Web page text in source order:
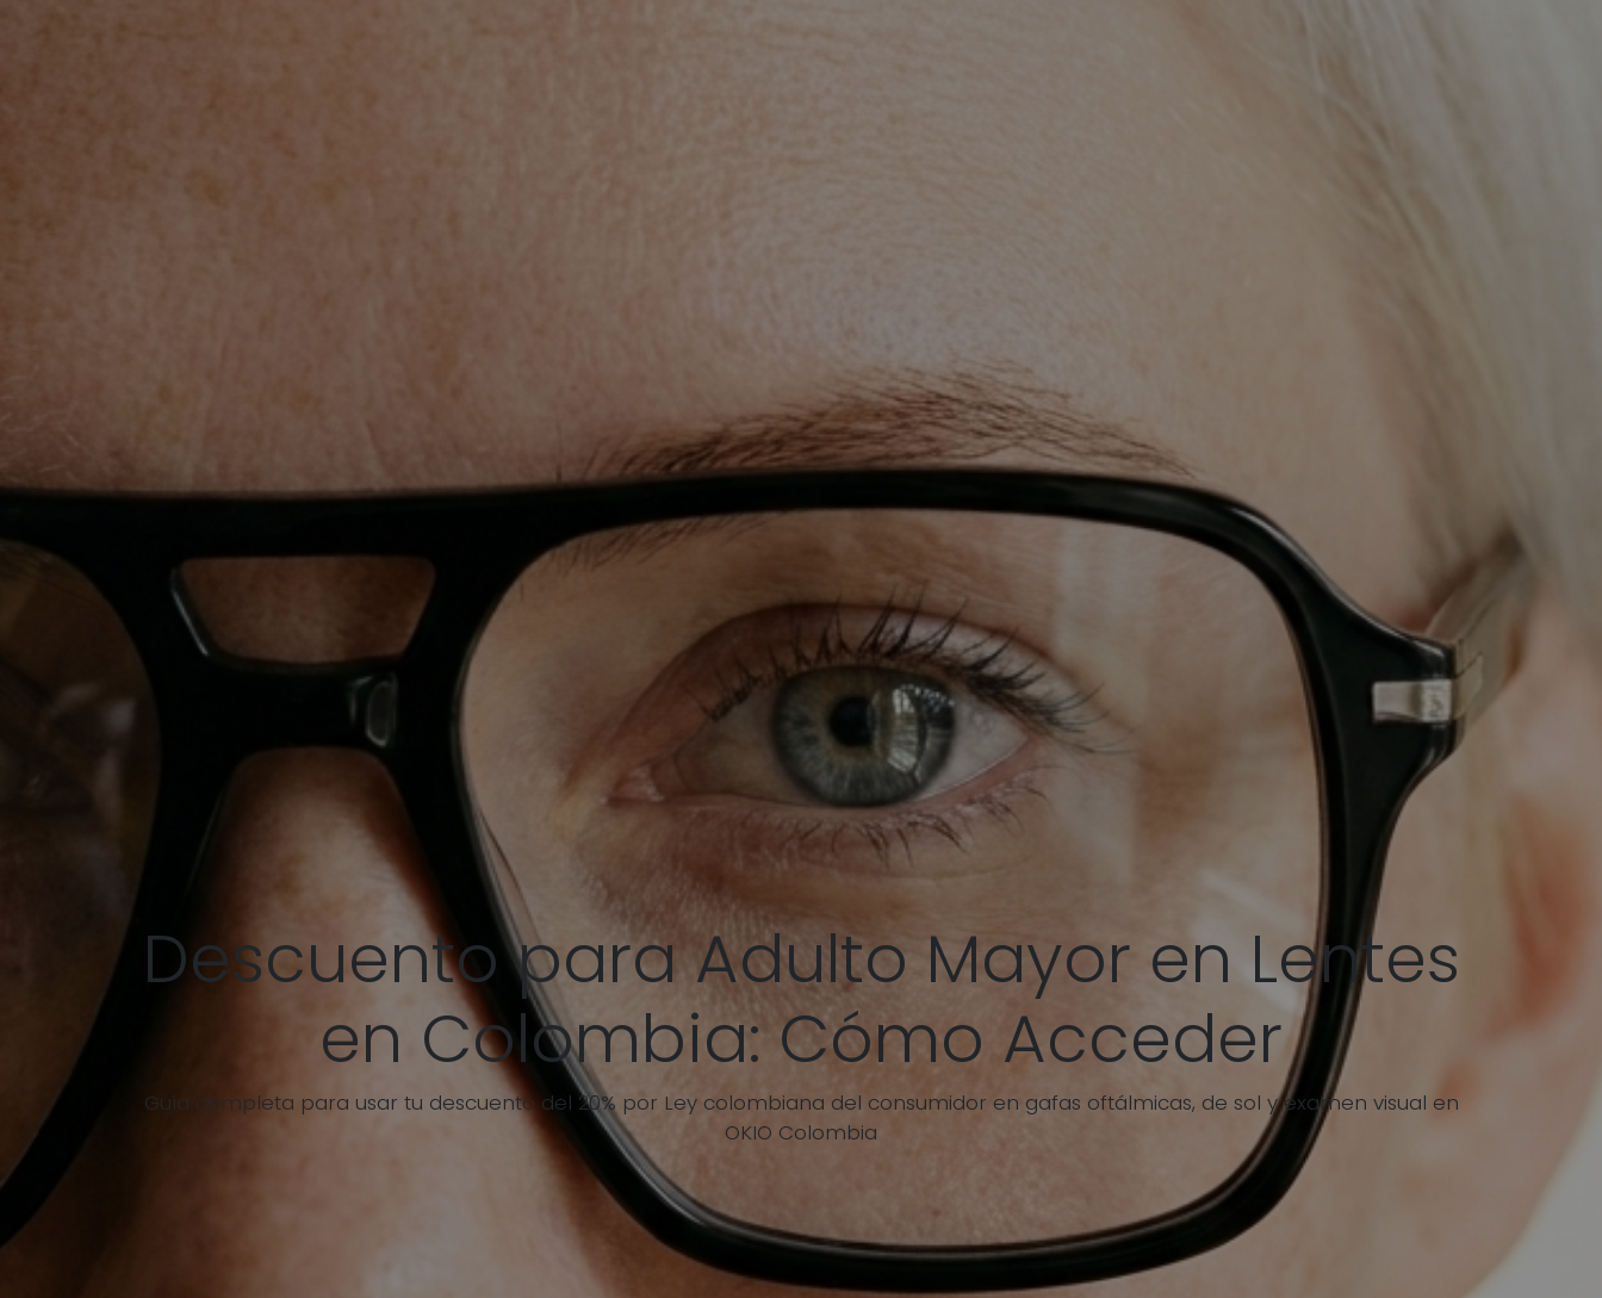
Descuento para Adulto Mayor en Lentes
en Colombia: Cómo Acceder
Guía completa para usar tu descuento del 20% por Ley colombiana del consumidor en gafas oftálmicas, de sol y examen visual en
OKIO Colombia